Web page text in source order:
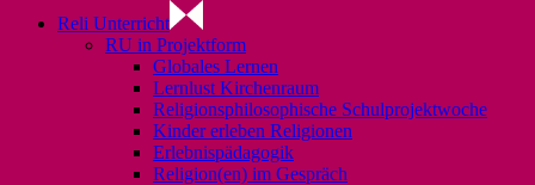
Reli Unterricht
RU in Projektform
Globales Lernen
Lernlust Kirchenraum
Religionsphilosophische Schulprojektwoche
Kinder erleben Religionen
Erlebnispädagogik
Religion(en) im Gespräch